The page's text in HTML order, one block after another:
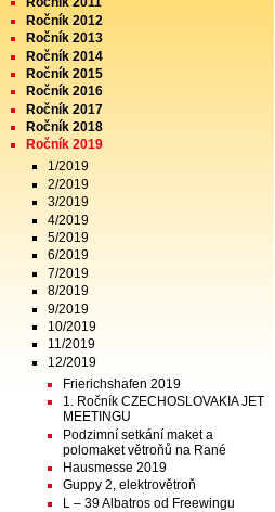
Ročník 2012
Ročník 2013
Ročník 2014
Ročník 2015
Ročník 2016
Ročník 2017
Ročník 2018
Ročník 2019
1/2019
2/2019
3/2019
4/2019
5/2019
6/2019
7/2019
8/2019
9/2019
10/2019
11/2019
12/2019
Frierichshafen 2019
1. Ročník CZECHOSLOVAKIA JET
MEETINGU
Podzimní setkání maket a
polomaket větroňů na Rané
Hausmesse 2019
Guppy 2, elektrovětroň
L – 39 Albatros od Freewingu